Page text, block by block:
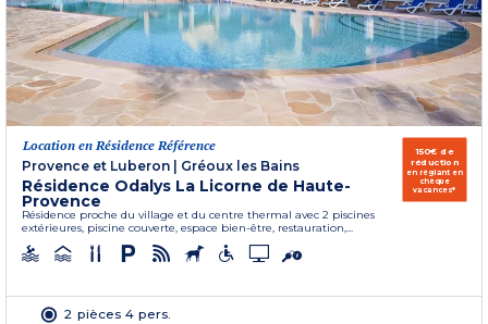
Location en Résidence Référence
Provence et Luberon
Gréoux les Bains
Résidence Odalys La Licorne de Haute-
Provence
Résidence proche du village et du centre thermal avec 2 piscines
extérieures, piscine couverte, espace bien-être, restauration,...
150€ de
réduction
en réglant en
chèque
vacances*
2 pièces 4 pers.